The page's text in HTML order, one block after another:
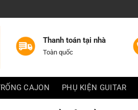
Thanh toán tại nhà
Toàn quốc
CAJON PHỤ KIỆN GUITAR